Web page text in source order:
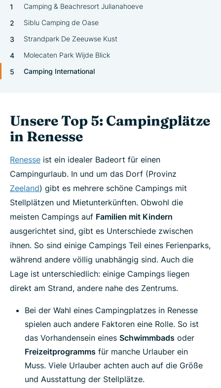
Camping & Beachresort Julianahoeve
Siblu Camping de Oase
Strandpark De Zeeuwse Kust
Molecaten Park Wijde Blick
Camping International
Unsere Top 5: Campingplätze
in Renesse
Renesse ist ein idealer Badeort für einen
Campingurlaub. In und um das Dorf (Provinz
Zeeland) gibt es mehrere schöne Campings mit
Stellplätzen und Mietunterkünften. Obwohl die
meisten Campings auf Familien mit Kindern
ausgerichtet sind, gibt es Unterschiede zwischen
ihnen. So sind einige Campings Teil eines Ferienparks,
während andere völlig unabhängig sind. Auch die
Lage ist unterschiedlich: einige Campings liegen
direkt am Strand, andere nahe des Zentrums.
Bei der Wahl eines Campingplatzes in Renesse
spielen auch andere Faktoren eine Rolle. So ist
das Vorhandensein eines Schwimmbads oder
Freizeitprogramms für manche Urlauber ein
Muss. Viele Urlauber achten auch auf die Größe
und Ausstattung der Stellplätze.